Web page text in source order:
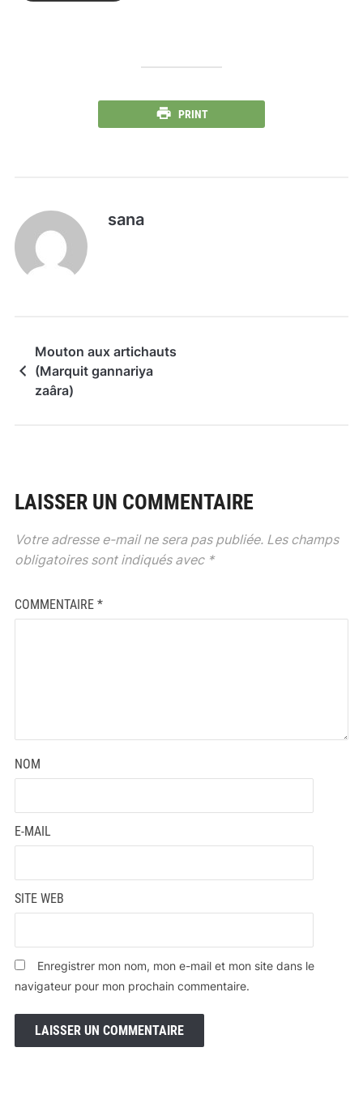
PRINT
sana
Mouton aux artichauts
(Marquit gannariya
zaâra)
LAISSER UN COMMENTAIRE
Votre adresse e-mail ne sera pas publiée. Les champs
obligatoires sont indiqués avec *
COMMENTAIRE *
NOM
E-MAIL
SITE WEB
Enregistrer mon nom, mon e-mail et mon site dans le
navigateur pour mon prochain commentaire.